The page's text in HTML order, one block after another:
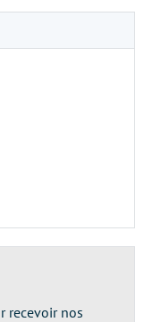
recevoir nos